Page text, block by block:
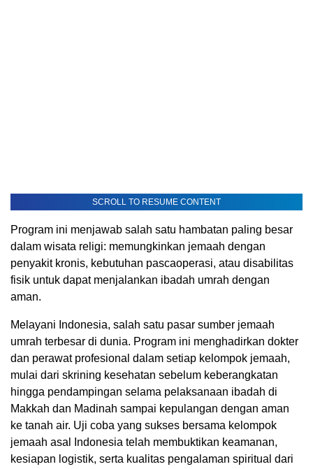
SCROLL TO RESUME CONTENT
Program ini menjawab salah satu hambatan paling besar
dalam wisata religi: memungkinkan jemaah dengan
penyakit kronis, kebutuhan pascaoperasi, atau disabilitas
fisik untuk dapat menjalankan ibadah umrah dengan
aman.
Melayani Indonesia, salah satu pasar sumber jemaah
umrah terbesar di dunia. Program ini menghadirkan dokter
dan perawat profesional dalam setiap kelompok jemaah,
mulai dari skrining kesehatan sebelum keberangkatan
hingga pendampingan selama pelaksanaan ibadah di
Makkah dan Madinah sampai kepulangan dengan aman
ke tanah air. Uji coba yang sukses bersama kelompok
jemaah asal Indonesia telah membuktikan keamanan,
kesiapan logistik, serta kualitas pengalaman spiritual dari